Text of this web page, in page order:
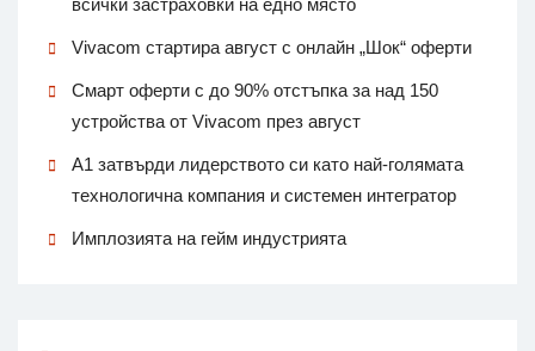
Vivacom стартира август с онлайн „Шок“ оферти
Смарт оферти с до 90% отстъпка за над 150
устройства от Vivacom през август
А1 затвърди лидерството си като най-голямата
технологична компания и системен интегратор
Имплозията на гейм индустрията